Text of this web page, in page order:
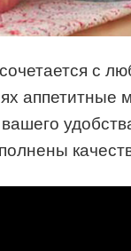
с
аппетитные